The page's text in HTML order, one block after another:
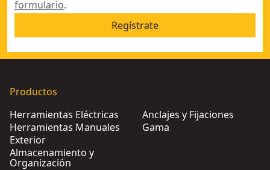
formulario.
Regístrate
Productos
Herramientas Eléctricas
Herramientas Manuales
Exterior
Almacenamiento y
Organización
Anclajes y Fijaciones
Gama